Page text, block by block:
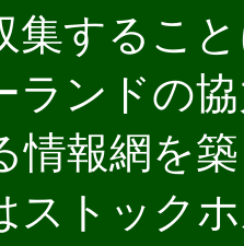
集するこ
ンドの
情報網を
トック